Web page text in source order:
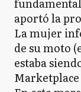
aportó la
La mujer
de su moto
estaba
Marketplace